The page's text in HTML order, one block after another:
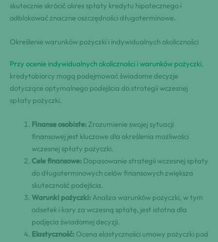
skutecznie skrócić okres spłaty kredytu hipotecznego i
odblokować znaczne oszczędności długoterminowe.
Określenie warunków pożyczki i indywidualnych okoliczności
Przy ocenie indywidualnych okoliczności i warunków pożyczki,
kredytobiorcy mogą podejmować świadome decyzje
dotyczące optymalnego podejścia do strategii wczesnej
spłaty pożyczki.
Finanse osobiste: Zrozumienie swojej sytuacji
finansowej jest kluczowe dla określenia możliwości
wczesnej spłaty pożyczki.
Cele finansowe: Dopasowanie strategii wczesnej spłaty
do długoterminowych celów finansowych zwiększa
skuteczność podejścia.
Warunki pożyczki: Analiza warunków pożyczki, w tym
odsetek i kary za wczesną spłatę, jest istotna dla
podjęcia świadomej decyzji.
Elastyczność: Ocena elastyczności umowy pożyczki pod